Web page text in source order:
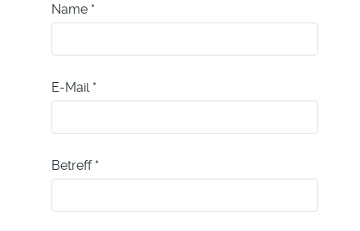
Name *
E-Mail *
Betreff*